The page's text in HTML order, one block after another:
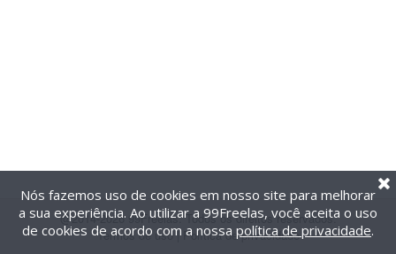
@2014-2026 99Freelas. Todos os direitos reservados.
Termos de uso| Política de privacidade
Nós fazemos uso de cookies em nosso site para melhorar
a sua experiência. Ao utilizar a 99Freelas, você aceita o uso
de cookies de acordo com a nossa política de privacidade.